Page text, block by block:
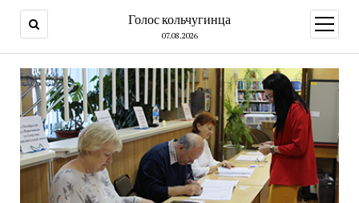
Голос кольчугинца
07.08.2026
меню